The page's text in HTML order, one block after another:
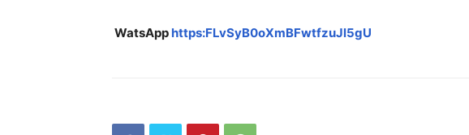
WatsApp https:FLvSyB0oXmBFwtfzuJl5gU